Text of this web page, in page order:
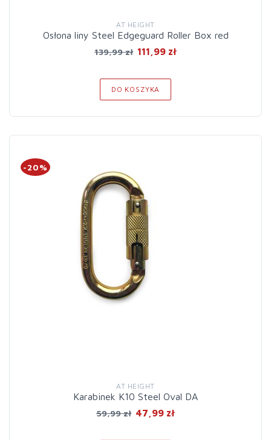
AT HEIGHT
Osłona liny Steel Edgeguard Roller Box red
139,99 zł 111,99 zł
DO KOSZYKA
-20%
AT HEIGHT
Karabinek K10 Steel Oval DA
59,99 zł 47,99 zł